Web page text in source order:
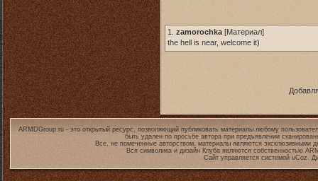
1. zamorochka [Материал]
the hell is near, welcome it)
ARMDGroup.ru - это открытый ресурс, позволяющий публиковать материалы любому
быть удален по просьбе автора при предъявлении
Все, не помеченные авторством, материалы являются эксклюзивными
Вся символика и дизайн Клуба являются собственностью
Сайт управляется системой uCoz.